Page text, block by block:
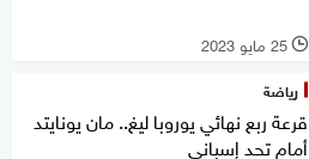
l 25 مايو 2023
رياضة
قرعة ربع نهائي يوروبا ليغ.. مان يونايتد
أمام تحد إسباني